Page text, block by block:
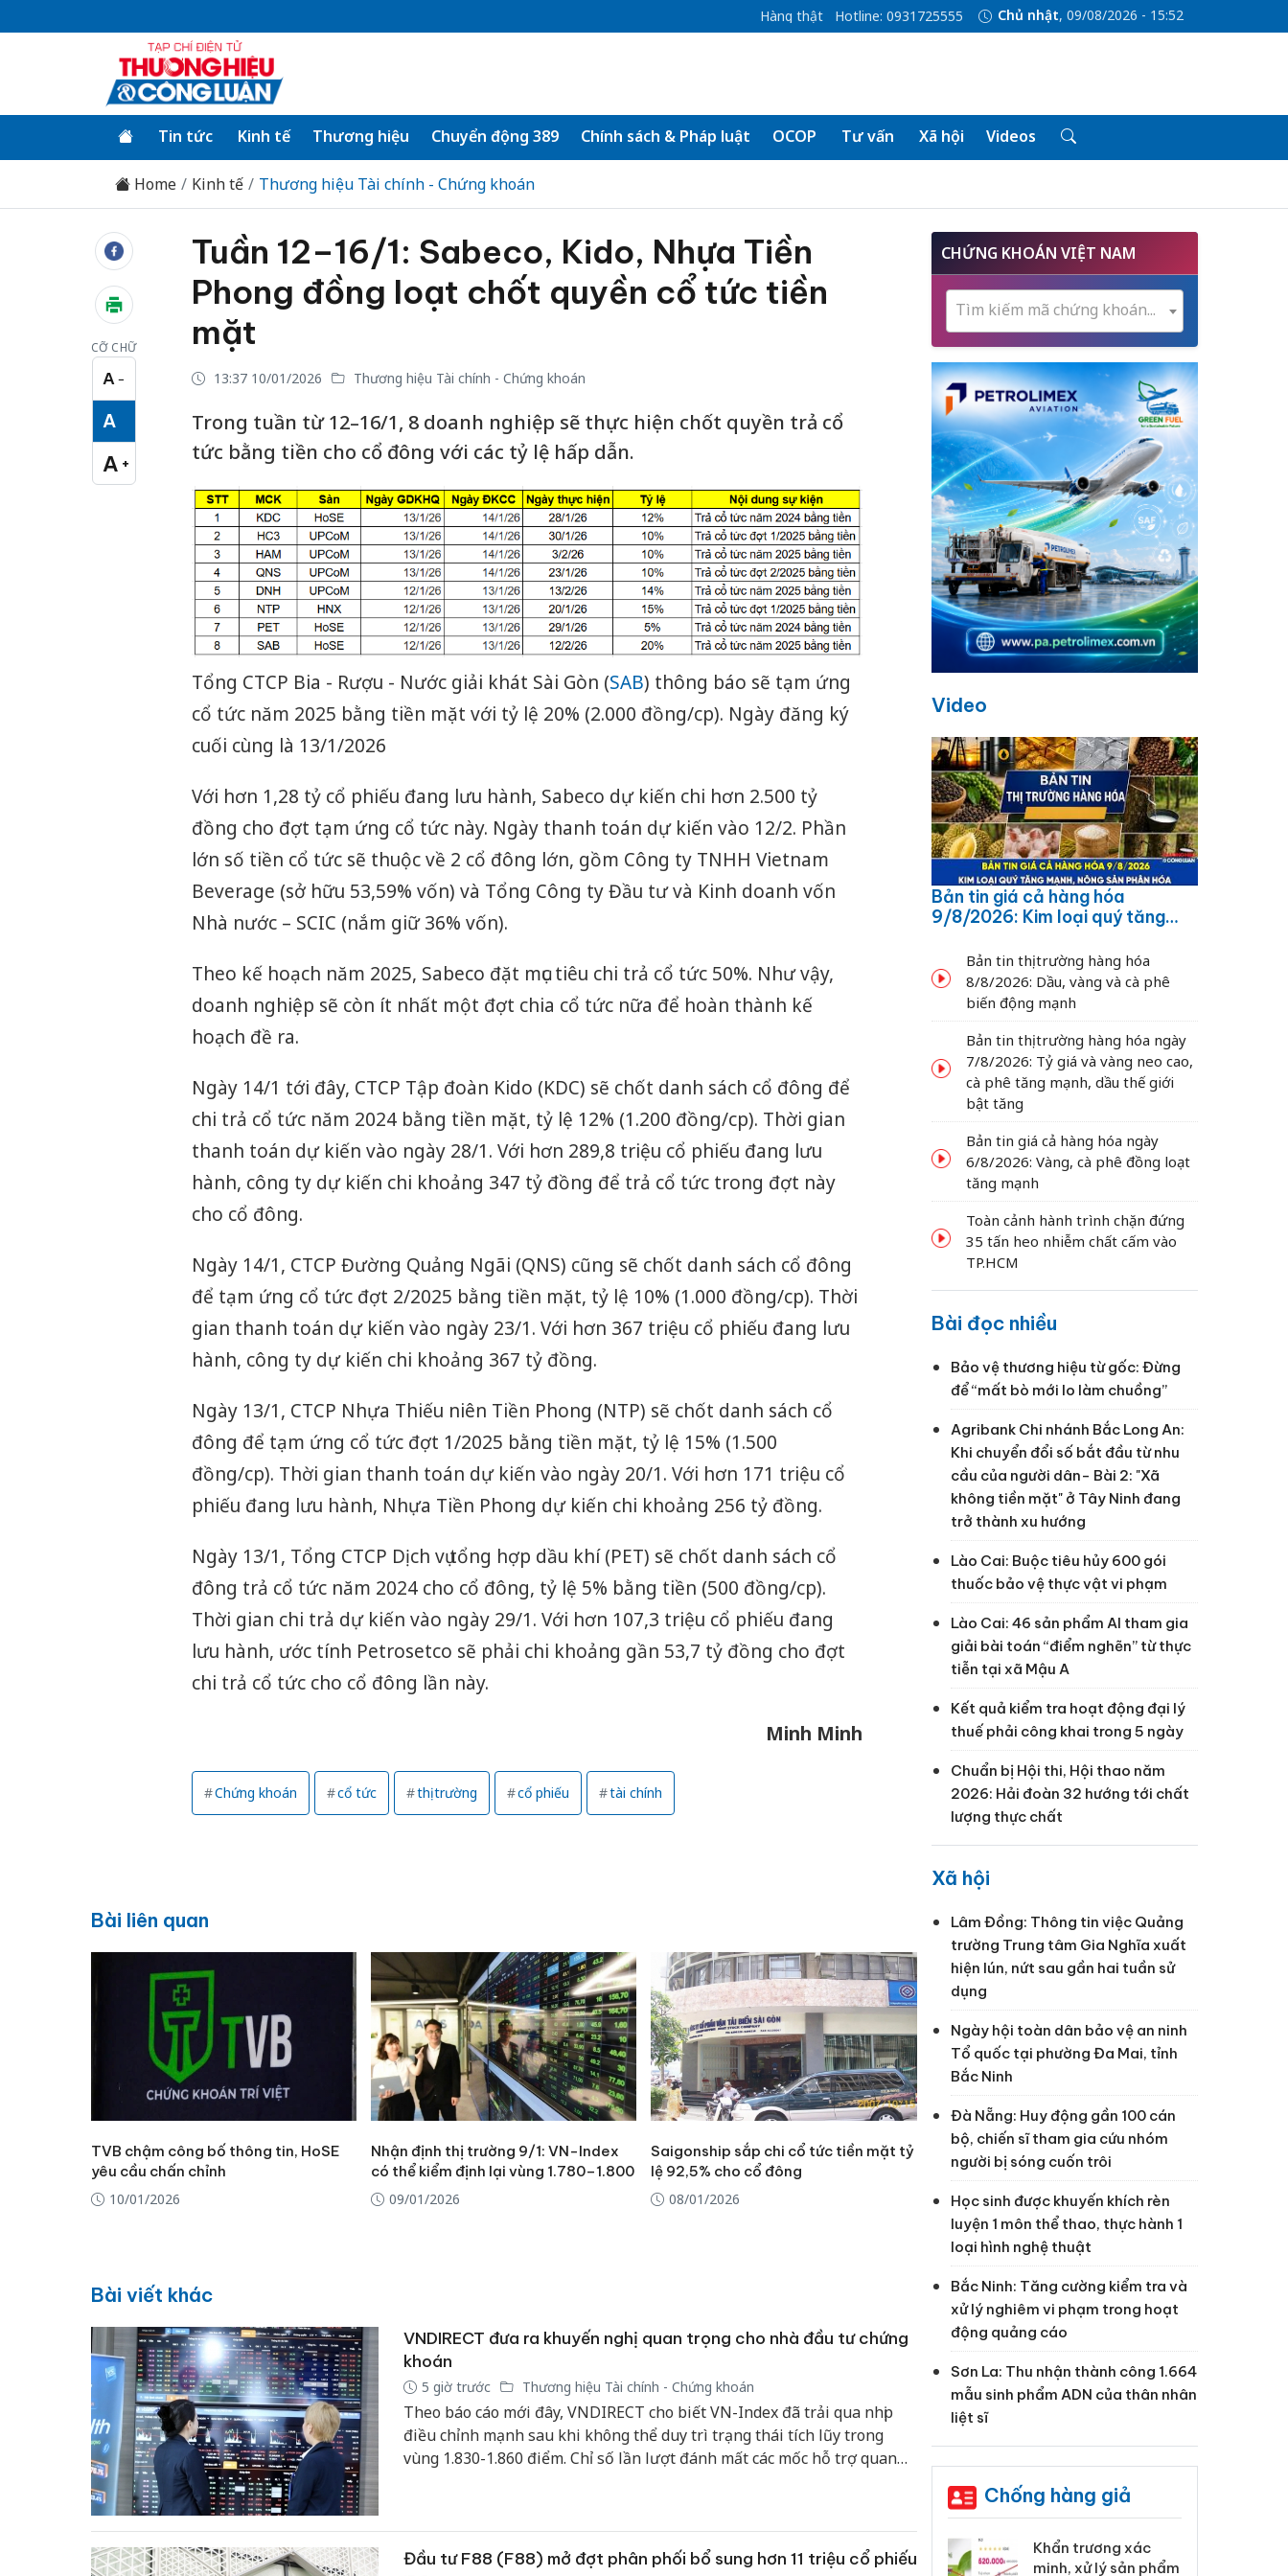
Hàng thật Hotline: 0931725555 Chủ nhật, 09/08/2026 - 15:52
Tin tức Kinh tế Thương hiệu Chuyển động 389 Chính sách & Pháp luật OCOP Tư vấn Xã hội Videos
Home Kinh tế Thương hiệu Tài chính - Chứng khoán
CỠ CHỮ
A −
Cỡ chữ nhỏ
A
Cỡ chữ vừa
A +
Cỡ chữ lớn
Tuần 12–16/1: Sabeco, Kido, Nhựa Tiền
Phong đồng loạt chốt quyền cổ tức tiền
mặt
13:37 10/01/2026 Thương hiệu Tài chính - Chứng khoán
Trong tuần từ 12–16/1, 8 doanh nghiệp sẽ thực hiện chốt quyền trả cổ
tức bằng tiền cho cổ đông với các tỷ lệ hấp dẫn.
Tổng CTCP Bia - Rượu - Nước giải khát Sài Gòn (SAB) thông báo sẽ tạm ứng
cổ tức năm 2025 bằng tiền mặt với tỷ lệ 20% (2.000 đồng/cp). Ngày đăng ký
cuối cùng là 13/1/2026
Với hơn 1,28 tỷ cổ phiếu đang lưu hành, Sabeco dự kiến chi hơn 2.500 tỷ
đồng cho đợt tạm ứng cổ tức này. Ngày thanh toán dự kiến vào 12/2. Phần
lớn số tiền cổ tức sẽ thuộc về 2 cổ đông lớn, gồm Công ty TNHH Vietnam
Beverage (sở hữu 53,59% vốn) và Tổng Công ty Đầu tư và Kinh doanh vốn
Nhà nước – SCIC (nắm giữ 36% vốn).
Theo kế hoạch năm 2025, Sabeco đặt mục tiêu chi trả cổ tức 50%. Như vậy,
doanh nghiệp sẽ còn ít nhất một đợt chia cổ tức nữa để hoàn thành kế
hoạch đề ra.
Ngày 14/1 tới đây, CTCP Tập đoàn Kido (KDC) sẽ chốt danh sách cổ đông để
chi trả cổ tức năm 2024 bằng tiền mặt, tỷ lệ 12% (1.200 đồng/cp). Thời gian
thanh toán dự kiến vào ngày 28/1. Với hơn 289,8 triệu cổ phiếu đang lưu
hành, công ty dự kiến chi khoảng 347 tỷ đồng để trả cổ tức trong đợt này
cho cổ đông.
Ngày 14/1, CTCP Đường Quảng Ngãi (QNS) cũng sẽ chốt danh sách cổ đông
để tạm ứng cổ tức đợt 2/2025 bằng tiền mặt, tỷ lệ 10% (1.000 đồng/cp). Thời
gian thanh toán dự kiến vào ngày 23/1. Với hơn 367 triệu cổ phiếu đang lưu
hành, công ty dự kiến chi khoảng 367 tỷ đồng.
Ngày 13/1, CTCP Nhựa Thiếu niên Tiền Phong (NTP) sẽ chốt danh sách cổ
đông để tạm ứng cổ tức đợt 1/2025 bằng tiền mặt, tỷ lệ 15% (1.500
đồng/cp). Thời gian thanh toán dự kiến vào ngày 20/1. Với hơn 171 triệu cổ
phiếu đang lưu hành, Nhựa Tiền Phong dự kiến chi khoảng 256 tỷ đồng.
Ngày 13/1, Tổng CTCP Dịch vụ tổng hợp dầu khí (PET) sẽ chốt danh sách cổ
đông trả cổ tức năm 2024 cho cổ đông, tỷ lệ 5% bằng tiền (500 đồng/cp).
Thời gian chi trả dự kiến vào ngày 29/1. Với hơn 107,3 triệu cổ phiếu đang
lưu hành, ước tính Petrosetco sẽ phải chi khoảng gần 53,7 tỷ đồng cho đợt
chi trả cổ tức cho cổ đông lần này.
Minh Minh
Chứng khoán cổ tức thị trường cổ phiếu tài chính
Bài liên quan
TVB chậm công bố thông tin, HoSE
yêu cầu chấn chỉnh
10/01/2026
Nhận định thị trường 9/1: VN-Index
có thể kiểm định lại vùng 1.780–1.800
09/01/2026
Saigonship sắp chi cổ tức tiền mặt tỷ
lệ 92,5% cho cổ đông
08/01/2026
Bài viết khác
VNDIRECT đưa ra khuyến nghị quan trọng cho nhà đầu tư chứng
khoán
5 giờ trước Thương hiệu Tài chính - Chứng khoán
Theo báo cáo mới đây, VNDIRECT cho biết VN-Index đã trải qua nhịp
điều chỉnh mạnh sau khi không thể duy trì trạng thái tích lũy trong
vùng 1.830-1.860 điểm. Chỉ số lần lượt đánh mất các mốc hỗ trợ quan
Đầu tư F88 (F88) mở đợt phân phối bổ sung hơn 11 triệu cổ phiếu
CHỨNG KHOÁN VIỆT NAM
Tìm kiếm mã chứng khoán...
Video
Bản tin giá cả hàng hóa
9/8/2026: Kim loại quý tăng
Bản tin thị trường hàng hóa
8/8/2026: Dầu, vàng và cà phê
biến động mạnh
Bản tin thị trường hàng hóa ngày
7/8/2026: Tỷ giá và vàng neo cao,
cà phê tăng mạnh, dầu thế giới
bật tăng
Bản tin giá cả hàng hóa ngày
6/8/2026: Vàng, cà phê đồng loạt
tăng mạnh
Toàn cảnh hành trình chặn đứng
35 tấn heo nhiễm chất cấm vào
TP.HCM
Bài đọc nhiều
Bảo vệ thương hiệu từ gốc: Đừng
để “mất bò mới lo làm chuồng”
Agribank Chi nhánh Bắc Long An:
Khi chuyển đổi số bắt đầu từ nhu
cầu của người dân- Bài 2: "Xã
không tiền mặt" ở Tây Ninh đang
trở thành xu hướng
Lào Cai: Buộc tiêu hủy 600 gói
thuốc bảo vệ thực vật vi phạm
Lào Cai: 46 sản phẩm AI tham gia
giải bài toán “điểm nghẽn” từ thực
tiễn tại xã Mậu A
Kết quả kiểm tra hoạt động đại lý
thuế phải công khai trong 5 ngày
Chuẩn bị Hội thi, Hội thao năm
2026: Hải đoàn 32 hướng tới chất
lượng thực chất
Xã hội
Lâm Đồng: Thông tin việc Quảng
trường Trung tâm Gia Nghĩa xuất
hiện lún, nứt sau gần hai tuần sử
dụng
Ngày hội toàn dân bảo vệ an ninh
Tổ quốc tại phường Đa Mai, tỉnh
Bắc Ninh
Đà Nẵng: Huy động gần 100 cán
bộ, chiến sĩ tham gia cứu nhóm
người bị sóng cuốn trôi
Học sinh được khuyến khích rèn
luyện 1 môn thể thao, thực hành 1
loại hình nghệ thuật
Bắc Ninh: Tăng cường kiểm tra và
xử lý nghiêm vi phạm trong hoạt
động quảng cáo
Sơn La: Thu nhận thành công 1.664
mẫu sinh phẩm ADN của thân nhân
liệt sĩ
Chống hàng giả
Cà Mau: Tiêu hủy
công khai hàng ngàn
Khẩn trương xác
minh, xử lý sản phẩm